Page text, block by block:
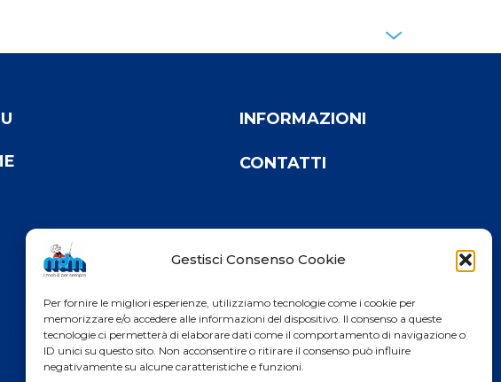
Gestisci Consenso Cookie
Per fornire le migliori esperienze, utilizziamo tecnologie come i cookie per
memorizzare e/o accedere alle informazioni del dispositivo. Il consenso a queste
tecnologie ci permetterà di elaborare dati come il comportamento di navigazione o
ID unici su questo sito. Non acconsentire o ritirare il consenso può influire
negativamente su alcune caratteristiche e funzioni.
PRODOTTI
INFORMAZIONI
CONTATTI
PRIVACY POLICY